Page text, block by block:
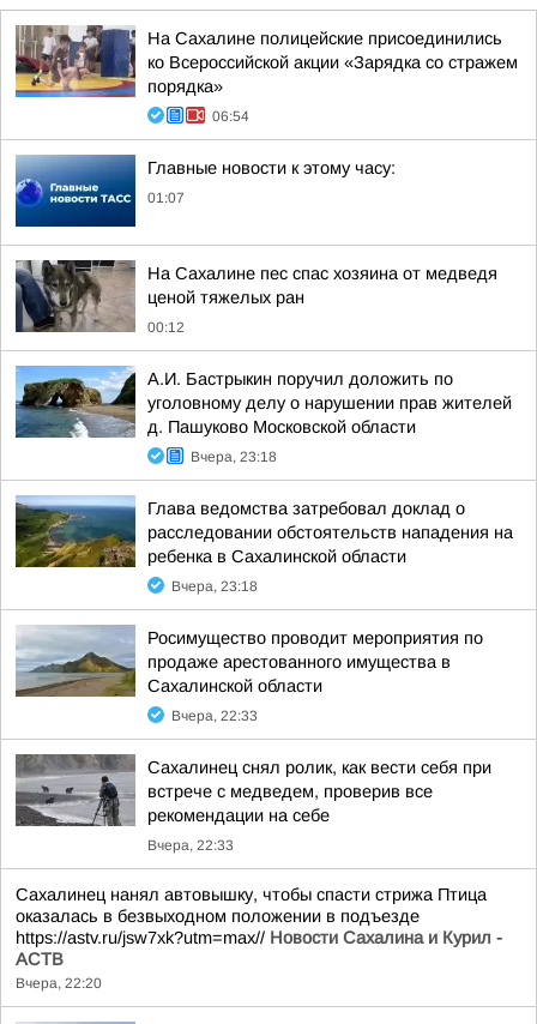
На Сахалине полицейские присоединились
ко Всероссийской акции «Зарядка со стражем
порядка»
06:54
Главные новости к этому часу:
01:07
На Сахалине пес спас хозяина от медведя
ценой тяжелых ран
00:12
А.И. Бастрыкин поручил доложить по
уголовному делу о нарушении прав жителей
д. Пашуково Московской области
Вчера, 23:18
Глава ведомства затребовал доклад о
расследовании обстоятельств нападения на
ребенка в Сахалинской области
Вчера, 23:18
Росимущество проводит мероприятия по
продаже арестованного имущества в
Сахалинской области
Вчера, 22:33
Сахалинец снял ролик, как вести себя при
встрече с медведем, проверив все
рекомендации на себе
Вчера, 22:33
Сахалинец нанял автовышку, чтобы спасти стрижа Птица
оказалась в безвыходном положении в подъезде
https://astv.ru/jsw7xk?utm=max// Новости Сахалина и Курил -
АСТВ
Вчера, 22:20